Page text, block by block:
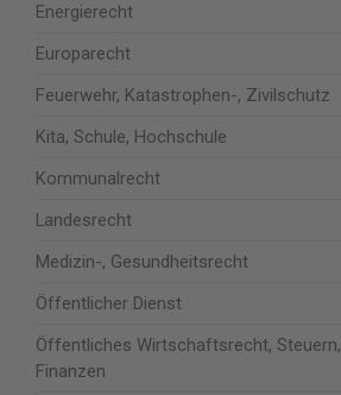
Energierecht
Europarecht
Feuerwehr, Katastrophen-, Zivilschutz
Kita, Schule, Hochschule
Kommunalrecht
Landesrecht
Medizin-, Gesundheitsrecht
Öffentlicher Dienst
Öffentliches Wirtschaftsrecht, Steuern,
Finanzen